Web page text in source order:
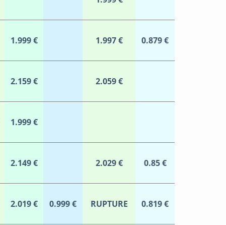
1.999 € 1.997 € 0.879 €
2.159 € 2.059 €
1.999 €
2.149 € 2.029 € 0.85 €
2.019 € 0.999 € RUPTURE 0.819 €